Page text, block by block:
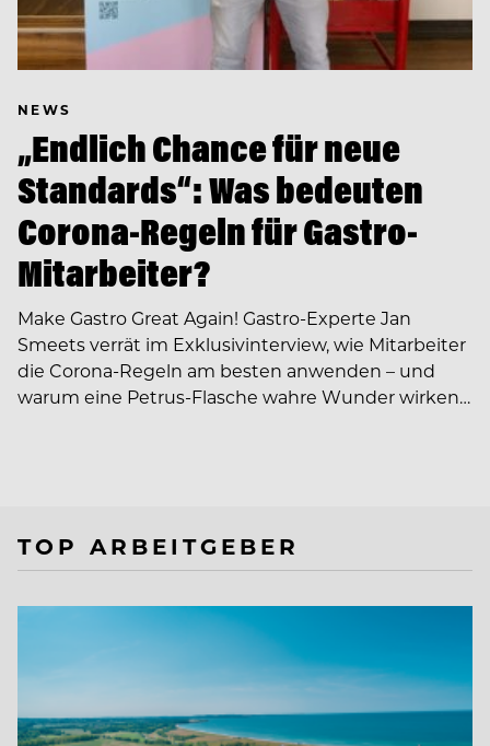
NEWS
„Endlich Chance für neue
Standards“: Was bedeuten
Corona-Regeln für Gastro-
Mitarbeiter?
Make Gastro Great Again! Gastro-Experte Jan
Smeets verrät im Exklusivinterview, wie Mitarbeiter
die Corona-Regeln am besten anwenden – und
warum eine Petrus-Flasche wahre Wunder wirken…
TOP ARBEITGEBER